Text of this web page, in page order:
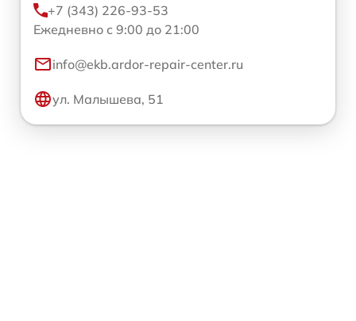
+7 (343) 226-93-53
Ежедневно с 9:00 до 21:00
info@ekb.ardor-repair-center.ru
ул. Малышева, 51